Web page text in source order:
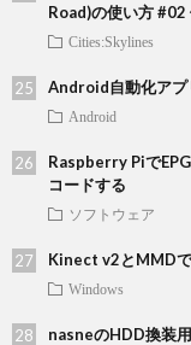
Road)の使い方
Cities:Skylines
Android自動化アプ
Android
Raspberry Piで
コードする
ソフトウェア
Kinect v2とMMD
Windows
nasneのHDD換装